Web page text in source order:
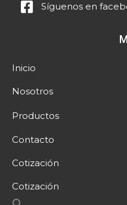
Síguenos en
Inicio
Nosotros
Productos
Contacto
Cotización
Cotización